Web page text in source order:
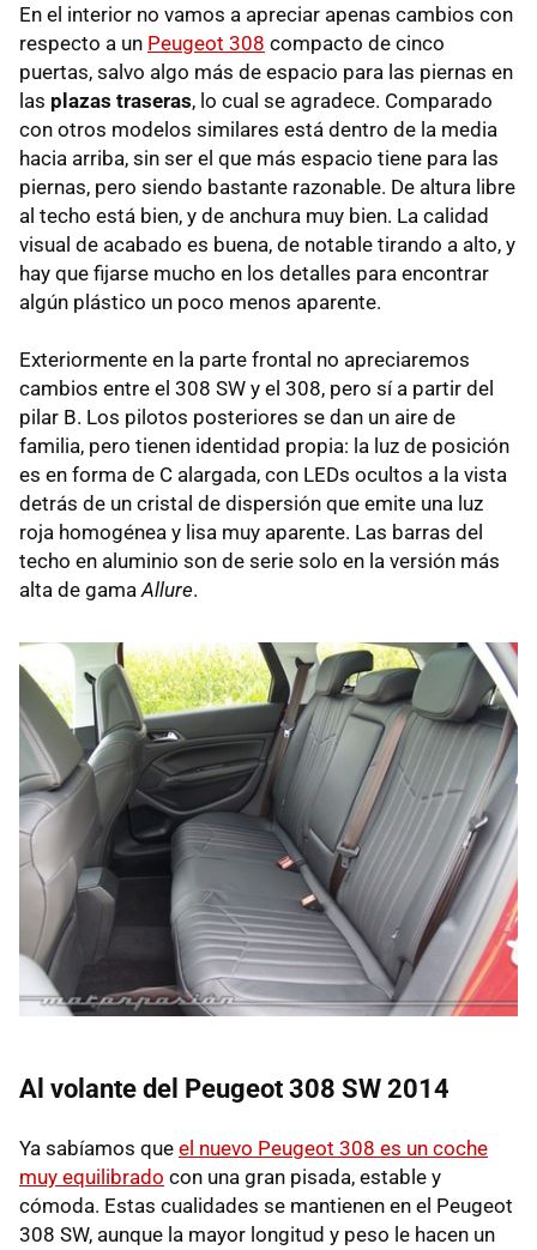
En el interior no vamos a apreciar apenas cambios con
respecto a un Peugeot 308 compacto de cinco
puertas, salvo algo más de espacio para las piernas en
las plazas traseras, lo cual se agradece. Comparado
con otros modelos similares está dentro de la media
hacia arriba, sin ser el que más espacio tiene para las
piernas, pero siendo bastante razonable. De altura libre
al techo está bien, y de anchura muy bien. La calidad
visual de acabado es buena, de notable tirando a alto, y
hay que fijarse mucho en los detalles para encontrar
algún plástico un poco menos aparente.
Exteriormente en la parte frontal no apreciaremos
cambios entre el 308 SW y el 308, pero sí a partir del
pilar B. Los pilotos posteriores se dan un aire de
familia, pero tienen identidad propia: la luz de posición
es en forma de C alargada, con LEDs ocultos a la vista
detrás de un cristal de dispersión que emite una luz
roja homogénea y lisa muy aparente. Las barras del
techo en aluminio son de serie solo en la versión más
alta de gama Allure.
Al volante del Peugeot 308 SW 2014
Ya sabíamos que el nuevo Peugeot 308 es un coche
muy equilibrado con una gran pisada, estable y
cómoda. Estas cualidades se mantienen en el Peugeot
308 SW, aunque la mayor longitud y peso le hacen un